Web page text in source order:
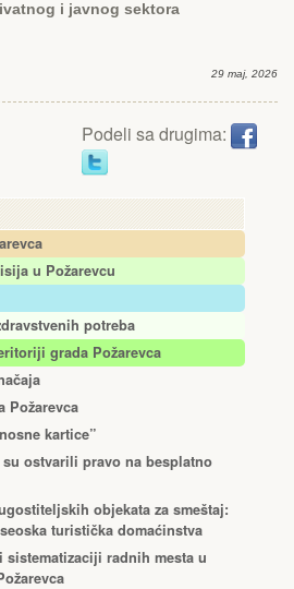
u Požarevcu
potreba
grada Požarevca
Požarevca
kartice”
ostvarili pravo na besplatno
objekata za smeštaj:
turistička domaćinstva
radnih mesta u
i javnog sektora
29 maj, 2026
Podeli sa drugima: